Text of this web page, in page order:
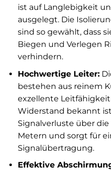
ist auf Langlebigkeit
ausgelegt. Die
sind so gewählt, dass
Biegen und Verlegen
verhindern.
Hochwertige Leiter:
bestehen aus reinem
exzellente
Widerstand bekannt
Signalverluste über
Metern und sorgt für
Signalübertragung.
Effektive